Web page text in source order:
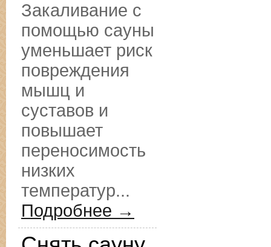
Закаливание с
помощью сауны
уменьшает риск
повреждения
мышц и
суставов и
повышает
переносимость
низких
температур...
Подробнее →